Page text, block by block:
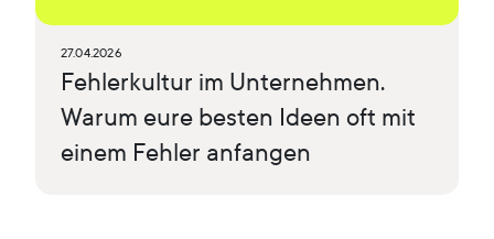
27.04.2026
Fehlerkultur im Unternehmen.
Warum eure besten Ideen oft mit
einem Fehler anfangen